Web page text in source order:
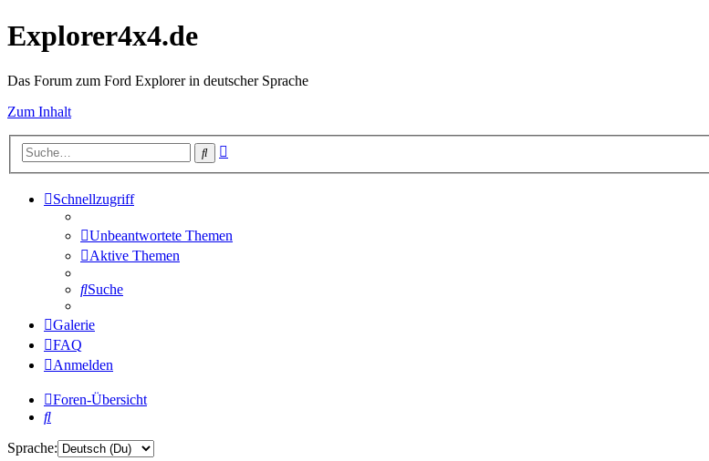
Explorer4x4.de
Das Forum zum Ford Explorer in deutscher Sprache
Zum Inhalt
Suche
Schnellzugriff
Unbeantwortete Themen
Aktive Themen
Suche
Galerie
FAQ
Anmelden
Foren-Übersicht
Suche
Sprache: